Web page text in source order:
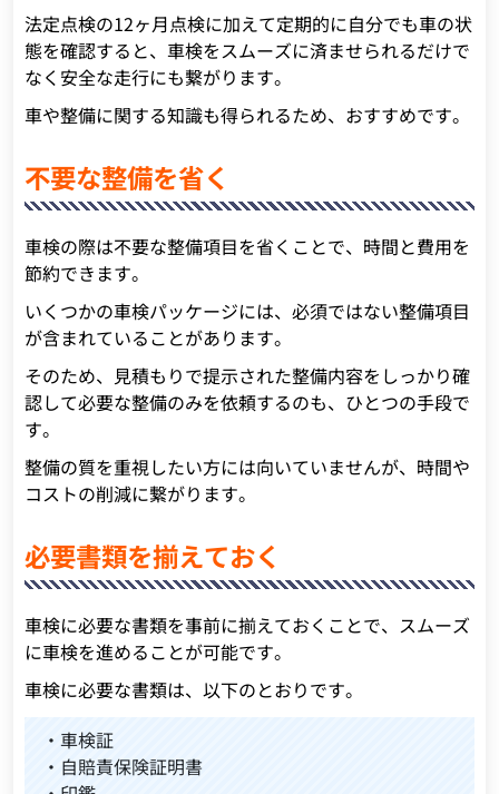
法定点検の12ヶ月点検に加えて定期的に自分でも車の状
態を確認すると、車検をスムーズに済ませられるだけで
なく安全な走行にも繋がります。
車や整備に関する知識も得られるため、おすすめです。
不要な整備を省く
車検の際は不要な整備項目を省くことで、時間と費用を
節約できます。
いくつかの車検パッケージには、必須ではない整備項目
が含まれていることがあります。
そのため、見積もりで提示された整備内容をしっかり確
認して必要な整備のみを依頼するのも、ひとつの手段で
す。
整備の質を重視したい方には向いていませんが、時間や
コストの削減に繋がります。
必要書類を揃えておく
車検に必要な書類を事前に揃えておくことで、スムーズ
に車検を進めることが可能です。
車検に必要な書類は、以下のとおりです。
・車検証
・自賠責保険証明書